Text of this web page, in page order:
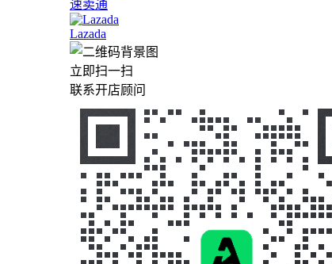
速卖通
Lazada
立即扫一扫
联系开店顾问